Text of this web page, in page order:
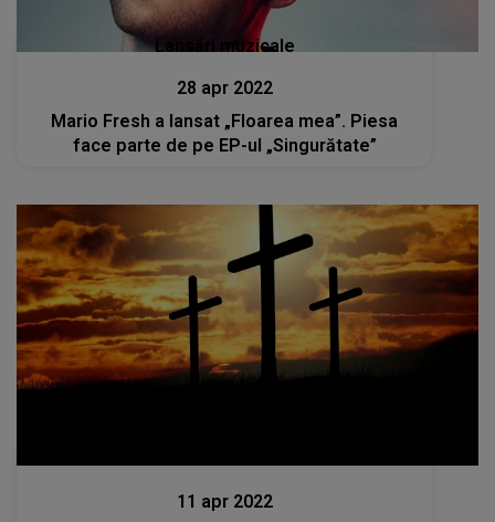
Lansări muzicale
28 apr 2022
Mario Fresh a lansat „Floarea mea”. Piesa
face parte de pe EP-ul „Singurătate”
11 apr 2022